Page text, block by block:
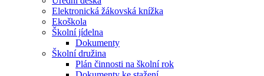
Elektronická žákovská knížka
Ekoškola
Školní jídelna
Dokumenty
Školní družina
Plán činnosti na školní rok